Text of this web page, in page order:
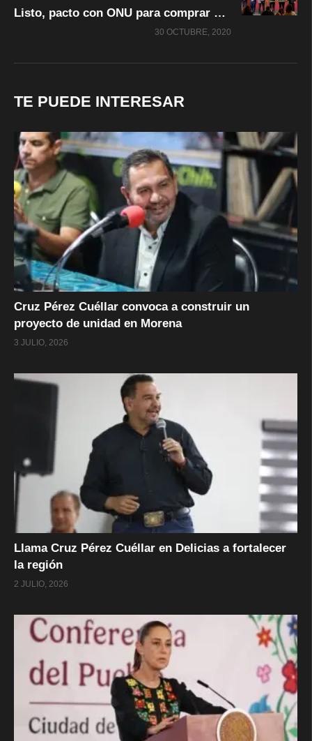
Listo, pacto con ONU para comprar 32 mil mdp en medicinas
30 OCTUBRE, 2020
TE PUEDE INTERESAR
Cruz Pérez Cuéllar convoca a construir un
proyecto de unidad en Morena
3 JULIO, 2026
Llama Cruz Pérez Cuéllar en Delicias a fortalecer
la región
2 JULIO, 2026